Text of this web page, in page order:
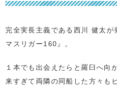
完全実長主義である西川 健太
マスリガー160』。
１本でも出会えたらと羅臼へ向
来すぎて両隣の同船した方々も